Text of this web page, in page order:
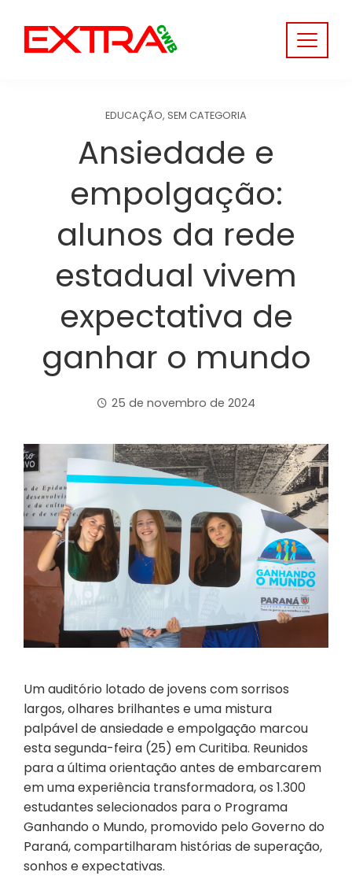
content
EDUCAÇÃO, SEM CATEGORIA
Ansiedade e
empolgação:
alunos da rede
estadual vivem
expectativa de
ganhar o mundo
25 de novembro de 2024
Um auditório lotado de jovens com sorrisos
largos, olhares brilhantes e uma mistura
palpável de ansiedade e empolgação marcou
esta segunda-feira (25) em Curitiba. Reunidos
para a última orientação antes de embarcarem
em uma experiência transformadora, os 1.300
estudantes selecionados para o Programa
Ganhando o Mundo, promovido pelo Governo do
Paraná, compartilharam histórias de superação,
sonhos e expectativas.